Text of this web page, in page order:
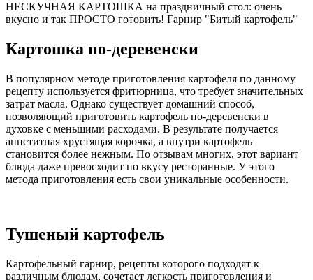
НЕСКУЧНАЯ КАРТОШКА на праздничный стол: очень
вкусно и так ПРОСТО готовить! Гарнир "Битый картофель"
Картошка по-деревенски
В популярном методе приготовления картофеля по данному
рецепту используется фритюрница, что требует значительных
затрат масла. Однако существует домашний способ,
позволяющий приготовить картофель по-деревенски в
духовке с меньшими расходами. В результате получается
аппетитная хрустящая корочка, а внутри картофель
становится более нежным. По отзывам многих, этот вариант
блюда даже превосходит по вкусу ресторанные. У этого
метода приготовления есть свои уникальные особенности.
Тушеный картофель
Картофельный гарнир, рецепты которого подходят к
различным блюдам, сочетает легкость приготовления и